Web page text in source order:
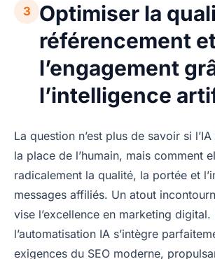
3
Optimiser la
référencement
l’engagement
l’intelligence
La question n’est plus de savoir si
la place de l’humain, mais comment
radicalement la qualité, la portée et
messages affiliés. Un atout
vise l’excellence en marketing
l’automatisation IA s’intègre
exigences du SEO moderne,